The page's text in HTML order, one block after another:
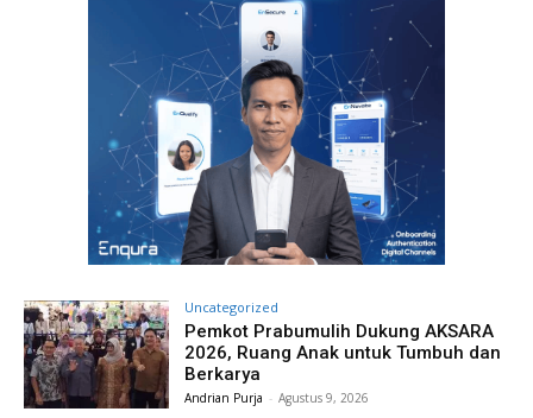
Uncategorized
Pemkot Prabumulih Dukung AKSARA
2026, Ruang Anak untuk Tumbuh dan
Berkarya
Andrian Purja - Agustus 9, 2026